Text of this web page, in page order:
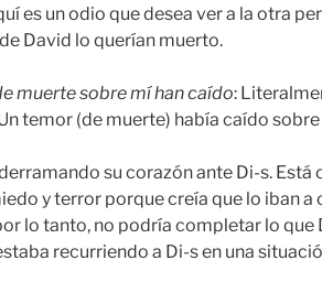
es un odio que desea ver a la otra
David lo querían muerto.
muerte sobre mí han caído:
temor (de muerte) había caído
su corazón ante Di-s. Está
y terror porque creía que lo iban a
lo tanto, no podría completar lo que
recurriendo a Di-s en una